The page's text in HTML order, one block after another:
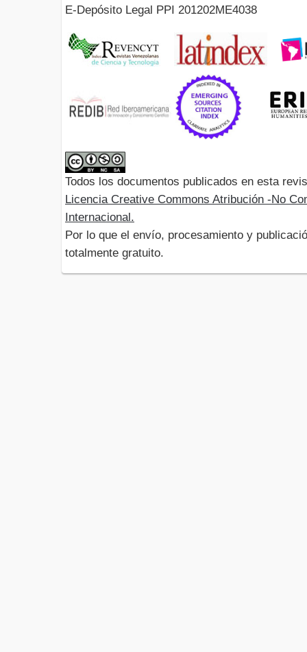
E-Depósito Legal PPI 201202ME4038
Todos los documentos publicados en esta
Licencia Creative Commons Atribución -No
Internacional.
Por lo que el envío, procesamiento y
totalmente gratuito.